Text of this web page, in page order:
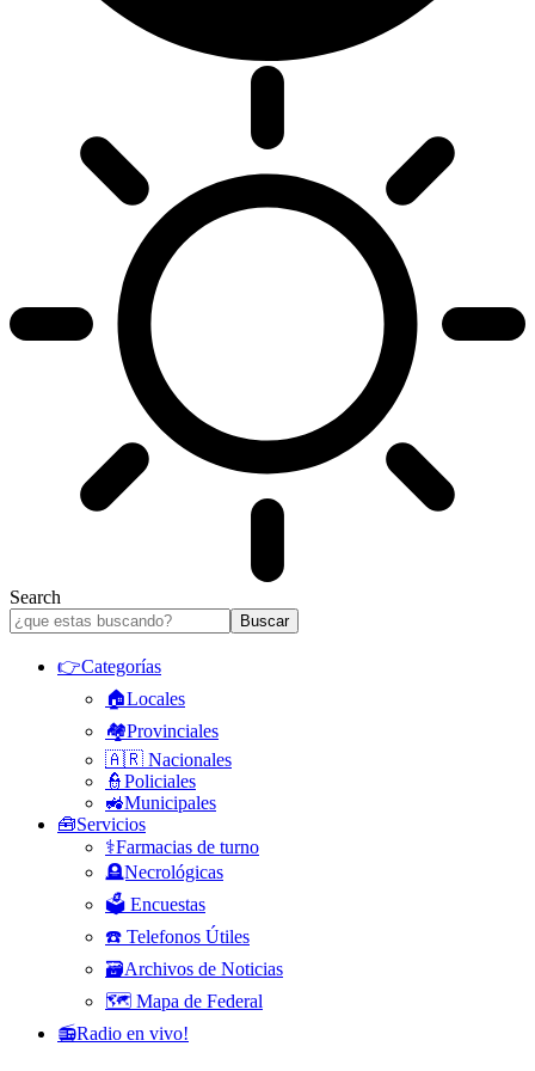
Search
👉Categorías
🏠Locales
🏘️Provinciales
🇦🇷 Nacionales
👮Policiales
🚜Municipales
🧰Servicios
⚕️Farmacias de turno
🪦Necrológicas
🗳️ Encuestas
☎️ Telefonos Útiles
🗃️Archivos de Noticias
🗺️ Mapa de Federal
📻Radio en vivo!